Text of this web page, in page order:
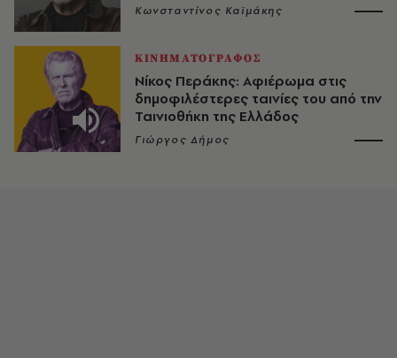
Κωνσταντίνος Καϊμάκης
ΚΙΝΗΜΑΤΟΓΡΑΦΟΣ
Νίκος Περάκης: Αφιέρωμα στις
δημοφιλέστερες ταινίες του από την
Ταινιοθήκη της Ελλάδος
Γιώργος Δήμος